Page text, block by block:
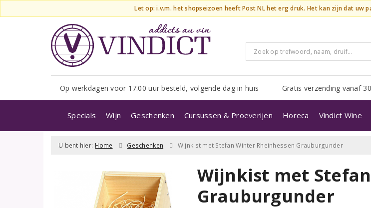
Let op: i.v.m. het shopseizoen heeft Post NL het erg druk. Het kan zijn dat uw
Op werkdagen voor 17.00 uur besteld, volgende dag in huis Gratis verzending vanaf
Specials Wijn Geschenken Cursussen & Proeverijen Horeca Vindict Wine
U bent hier: Home Geschenken Wijnkist met Stefan Winter Rheinhessen Grauburgunder
Wijnkist met
Grauburgunder